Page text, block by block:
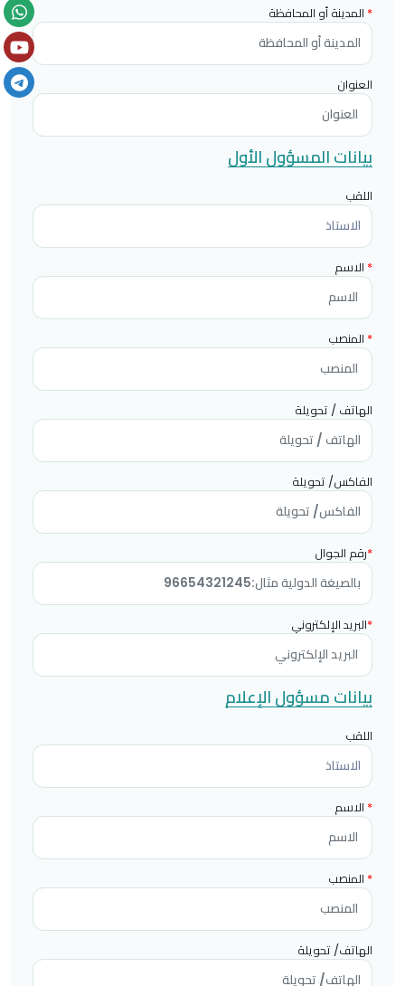
* المدينة أو المحافظة
العنوان
بيانات المسؤول الأول
اللقب
* الاسم
* المنصب
الهاتف / تحويلة
الفاكس/ تحويلة
*رقم الجوال
*البريد الإلكتروني
بيانات مسؤول الإعلام
اللقب
* الاسم
* المنصب
الهاتف/ تحويلة